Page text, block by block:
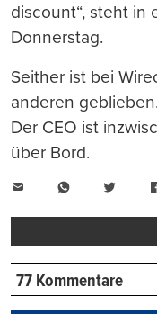
discount“, steht in
Donnerstag.
Seither ist bei
anderen
Der CEO ist
über Bord.
WhatsApp
77 Kommentare